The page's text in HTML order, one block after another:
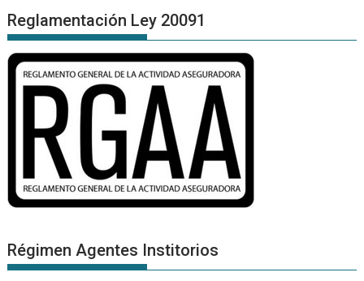
Reglamentación Ley 20091
Régimen Agentes Institorios